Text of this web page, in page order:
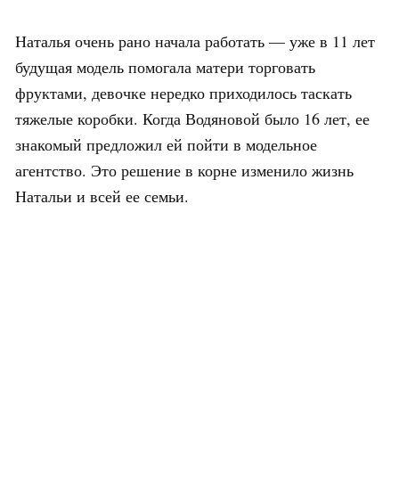
Наталья очень рано начала работать — уже в 11 лет
будущая модель помогала матери торговать
фруктами, девочке нередко приходилось таскать
тяжелые коробки. Когда Водяновой было 16 лет, ее
знакомый предложил ей пойти в модельное
агентство. Это решение в корне изменило жизнь
Натальи и всей ее семьи.